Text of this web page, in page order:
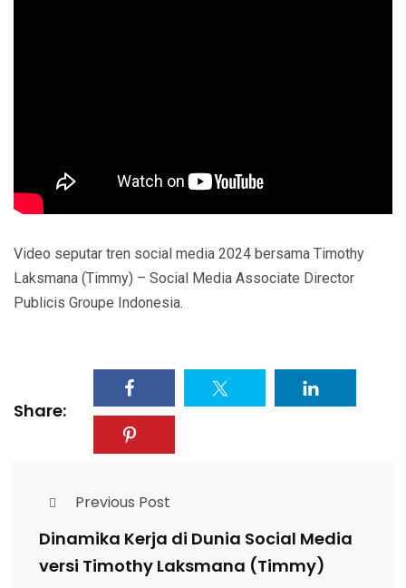
Video seputar tren social media 2024 bersama Timothy
Laksmana (Timmy) – Social Media Associate Director
Publicis Groupe Indonesia.
Share:
Previous Post
Dinamika Kerja di Dunia Social Media
versi Timothy Laksmana (Timmy)